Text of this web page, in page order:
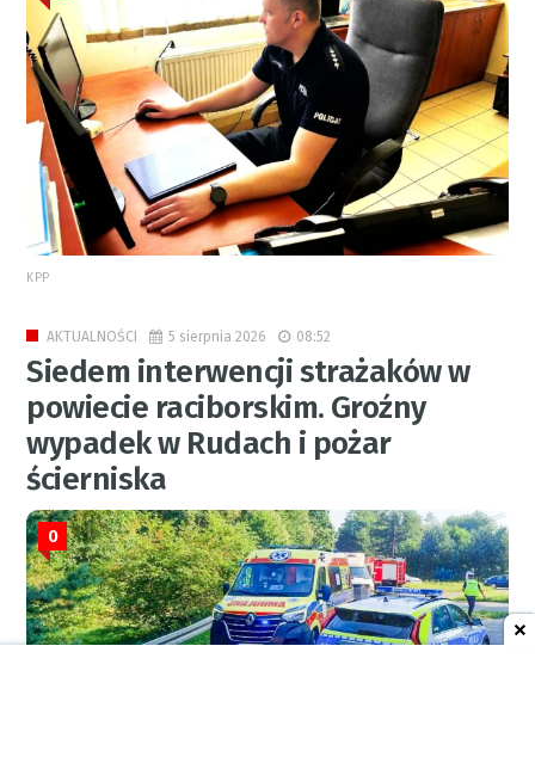
KPP
AKTUALNOŚCI 5 sierpnia 2026 08:52
Siedem interwencji strażaków w
powiecie raciborskim. Groźny
wypadek w Rudach i pożar
ścierniska
0